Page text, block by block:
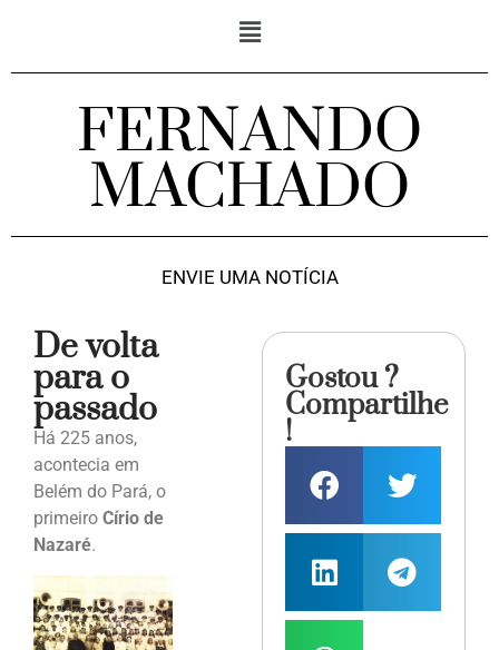
FERNANDO
MACHADO
ENVIE UMA NOTÍCIA
De volta
para o
passado
Há 225 anos,
acontecia em
Belém do Pará, o
primeiro Círio de
Nazaré.
Gostou ?
Compartilhe
!